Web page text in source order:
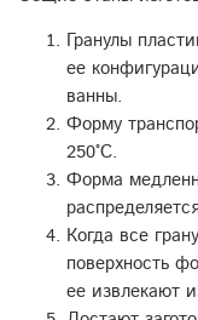
Гранулы
ее
ванны.
Форму
250°С.
Форма
Когда все
поверхность
ее извлекают